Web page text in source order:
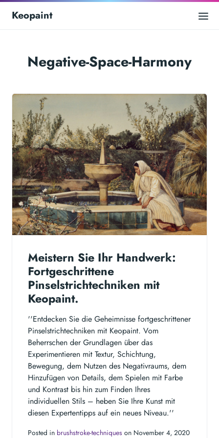
Keopaint
Negative-Space-Harmony
Meistern Sie Ihr Handwerk:
Fortgeschrittene
Pinselstrichtechniken mit
Keopaint.
''Entdecken Sie die Geheimnisse fortgeschrittener
Pinselstrichtechniken mit Keopaint. Vom
Beherrschen der Grundlagen über das
Experimentieren mit Textur, Schichtung,
Bewegung, dem Nutzen des Negativraums, dem
Hinzufügen von Details, dem Spielen mit Farbe
und Kontrast bis hin zum Finden Ihres
individuellen Stils – heben Sie Ihre Kunst mit
diesen Expertentipps auf ein neues Niveau.''
Posted in brushstroke-techniques on November 4, 2020